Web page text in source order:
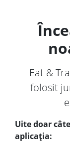
Eat &
folosit
Uite doar
aplicația: